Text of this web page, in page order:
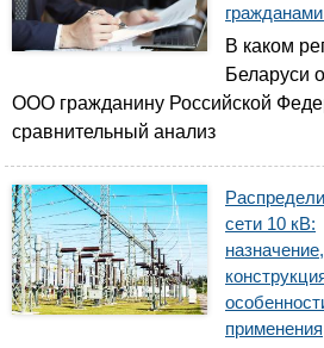
В каком
Беларуси
ООО гражданину Российской
сравнительный анализ
сети 10 кВ:
назначение,
применения